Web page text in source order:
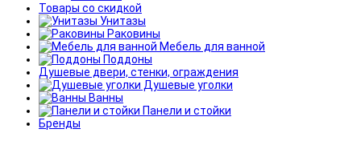
Товары со скидкой
Унитазы
Раковины
Мебель для ванной
Поддоны
Душевые двери, стенки, ограждения
Душевые уголки
Ванны
Панели и стойки
Бренды